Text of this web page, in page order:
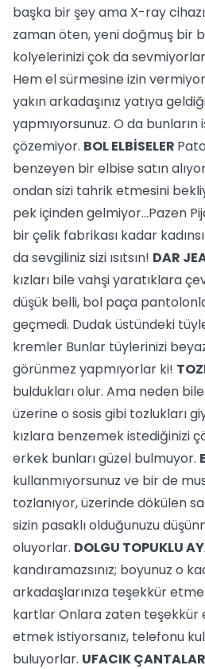
başka bir şey ama X-ray
zaman öten, yeni doğmuş bir
kolyelerinizi çok da
Hem el sürmesine izin
yakın arkadaşınız yatıya
yapmıyorsunuz. O da
çözemiyor. BOL ELBİSELER
benzeyen bir elbise satın
ondan sizi tahrik etmesini
pek içinden gelmiyor...Pazen
bir çelik fabrikası kadar
da sevgiliniz sizi ısıtsın! DAR
kızları bile vahşi yaratıklara
düşük belli, bol paça
geçmedi. Dudak üstündeki
kremler Bunlar tüylerinizi
görünmez yapmıyorlar ki!
buldukları olur. Ama neden
üzerine o sosis gibi tozlukları
kızlara benzemek istediğinizi
erkek bunları güzel bulmuyor.
kullanmıyorsunuz ve bir de
tozlanıyor, üzerinde dökülen
sizin pasaklı olduğunuzu
oluyorlar. DOLGU TOPUKLU
kandıramazsınız; boyunuz o
arkadaşlarınıza teşekkür
kartlar Onlara zaten teşekkür
etmek istiyorsanız, telefonu
buluyorlar. UFACIK ÇANTALAR